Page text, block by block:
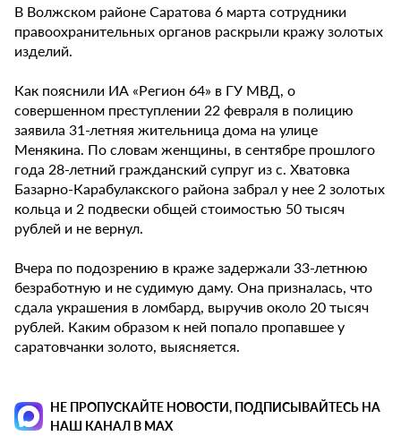
В Волжском районе Саратова 6 марта сотрудники
правоохранительных органов раскрыли кражу золотых
изделий.
Как пояснили ИА «Регион 64» в ГУ МВД, о
совершенном преступлении 22 февраля в полицию
заявила 31-летняя жительница дома на улице
Менякина. По словам женщины, в сентябре прошлого
года 28-летний гражданский супруг из с. Хватовка
Базарно-Карабулакского района забрал у нее 2 золотых
кольца и 2 подвески общей стоимостью 50 тысяч
рублей и не вернул.
Вчера по подозрению в краже задержали 33-летнюю
безработную и не судимую даму. Она призналась, что
сдала украшения в ломбард, выручив около 20 тысяч
рублей. Каким образом к ней попало пропавшее у
саратовчанки золото, выясняется.
НЕ ПРОПУСКАЙТЕ НОВОСТИ, ПОДПИСЫВАЙТЕСЬ НА
НАШ КАНАЛ В MAX